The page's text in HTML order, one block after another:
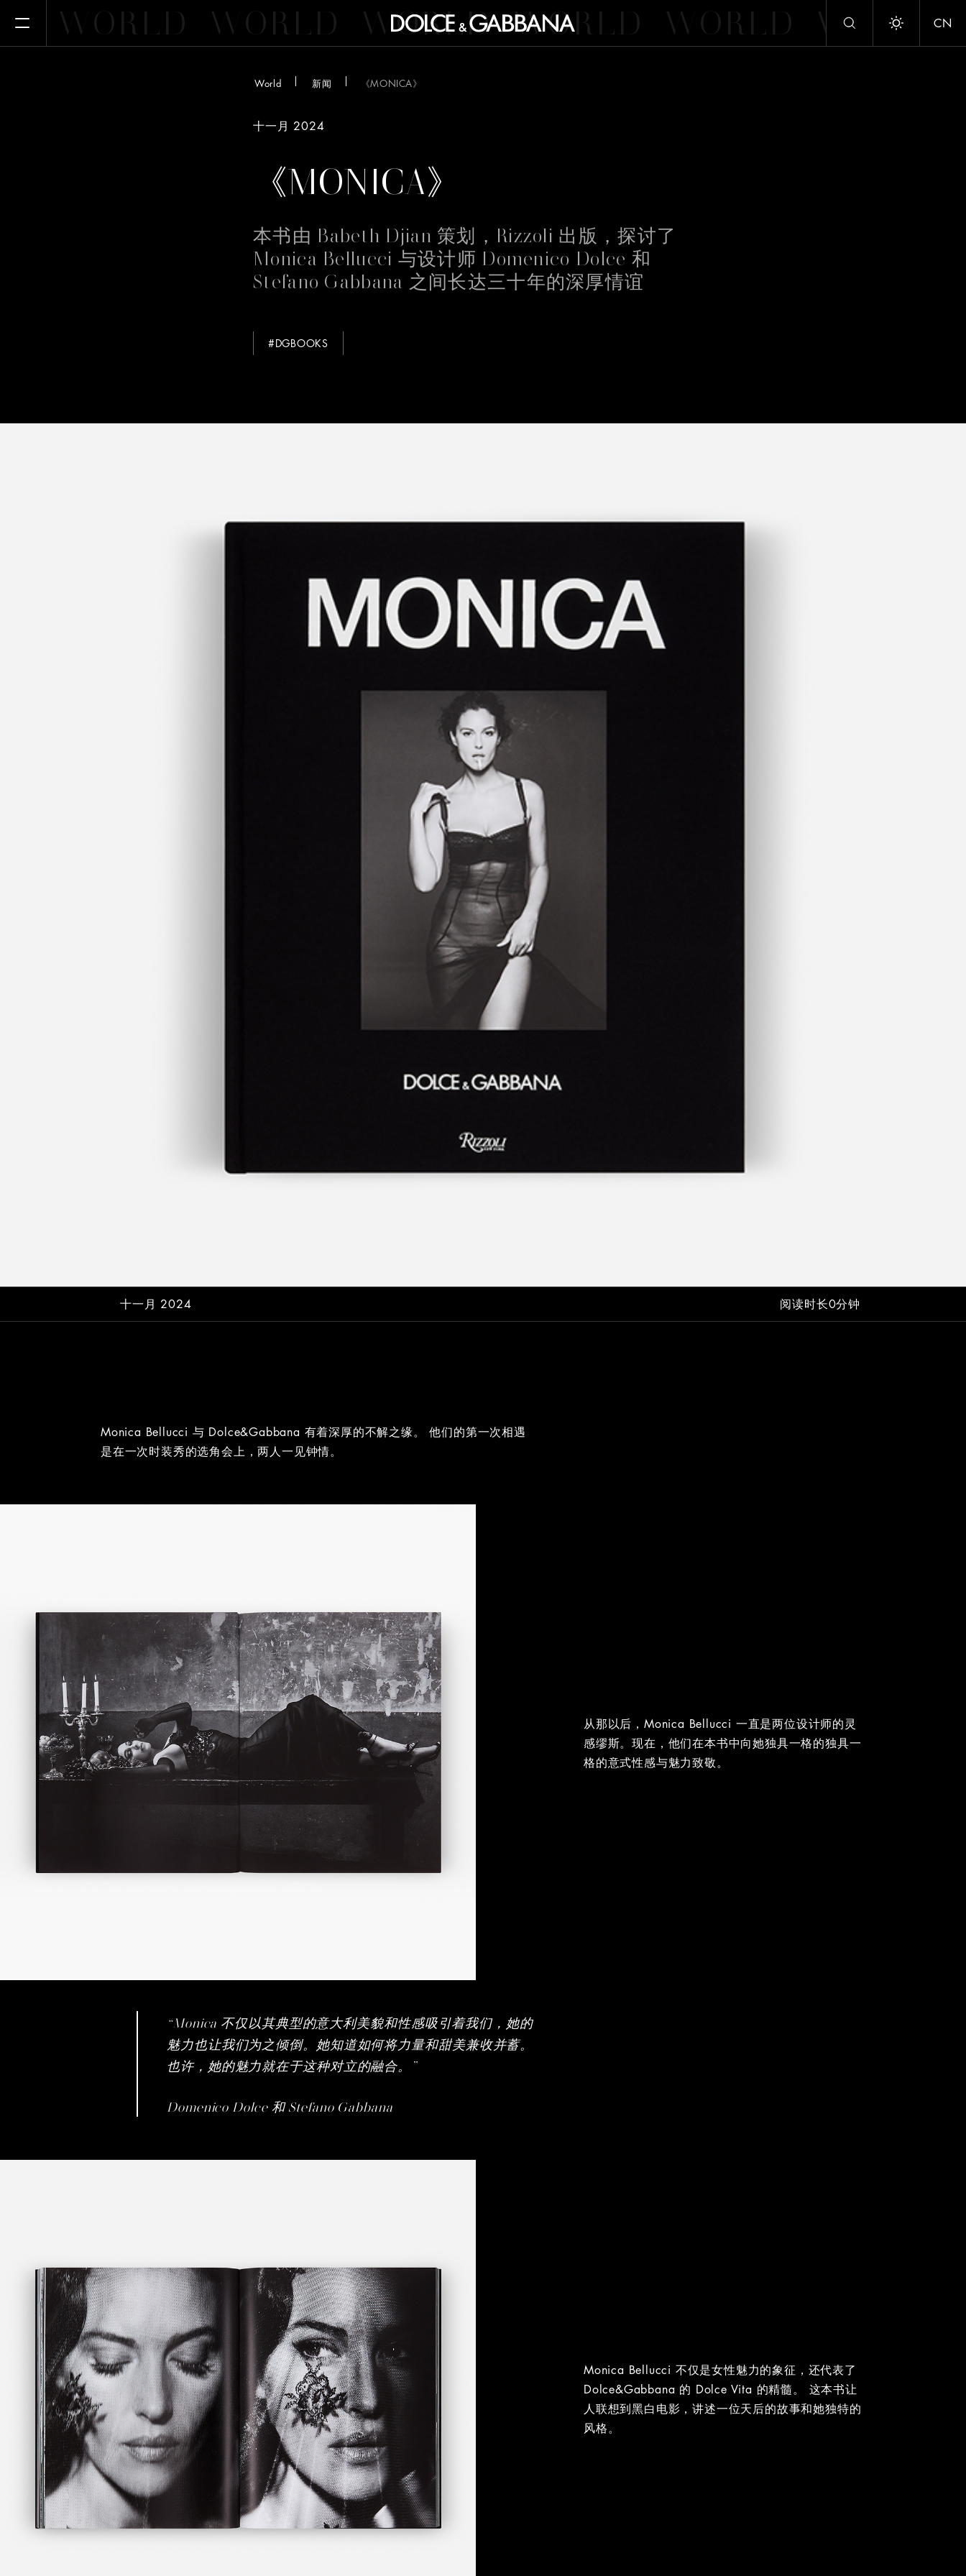
Open MenuWORLD WORLD WORLD WORLD WORLD WORLD
Toggle
CN
World 新闻 《MONICA》
十一月 2024
《MONICA》
本书由 Babeth Djian 策划，Rizzoli 出版，探讨了
Monica Bellucci 与设计师 Domenico Dolce 和
Stefano Gabbana 之间长达三十年的深厚情谊
#DGBOOKS
十一月 2024 阅读时长0分钟
Monica Bellucci 与 Dolce&Gabbana 有着深厚的不解之缘。 他们的第一次相遇
是在一次时装秀的选角会上，两人一见钟情。
从那以后，Monica Bellucci 一直是两位设计师的灵
感缪斯。现在，他们在本书中向她独具一格的独具一
格的意式性感与魅力致敬。
“Monica 不仅以其典型的意大利美貌和性感吸引着我们，她的
魅力也让我们为之倾倒。她知道如何将力量和甜美兼收并蓄。
也许，她的魅力就在于这种对立的融合。”
Domenico Dolce 和 Stefano Gabbana
Monica Bellucci 不仅是女性魅力的象征，还代表了
Dolce&Gabbana 的 Dolce Vita 的精髓。 这本书让
人联想到黑白电影，讲述一位天后的故事和她独特的
风格。
This website uses cookies
advertising and social media partners who may combine it with other information that you’ve